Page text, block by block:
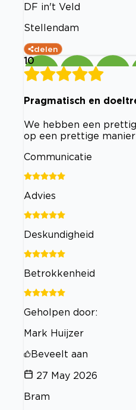
DF in't Veld
Stellendam
delen
10
Pragmatisch en
We hebben een
op een prettige
Communicatie
Advies
Deskundigheid
Betrokkenheid
Geholpen door:
Mark Huijzer
Beveelt aan
27 May 2026
Bram